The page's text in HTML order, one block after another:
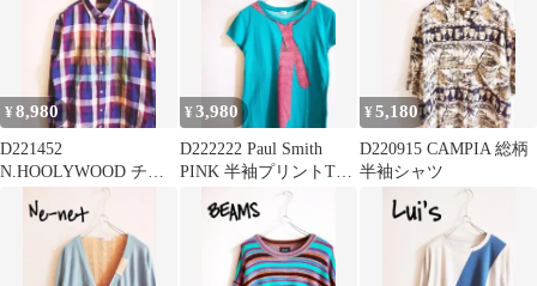
¥8,980
D221452
N.HOOLYWOOD チェ
ック柄長袖シャツ PU
¥3,980
D222222 Paul Smith
PINK 半袖プリントTシ
¥5,180
D220915 CAMPIA 総柄
半袖シャツ